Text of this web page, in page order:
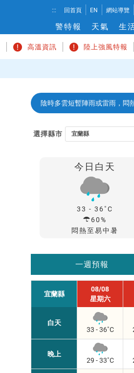
::: 回首頁 EN 網站導覽
溫
切
警特報 天氣 生
高溫資訊 陸上強風特報
陰時多雲短暫陣雨或雷雨，悶
速
選擇縣市
今日白天
33 - 36
60%
悶熱至易中暑
一週預報
宜蘭縣
08/08
星期六
白天
33 - 36
晚上
29 - 33